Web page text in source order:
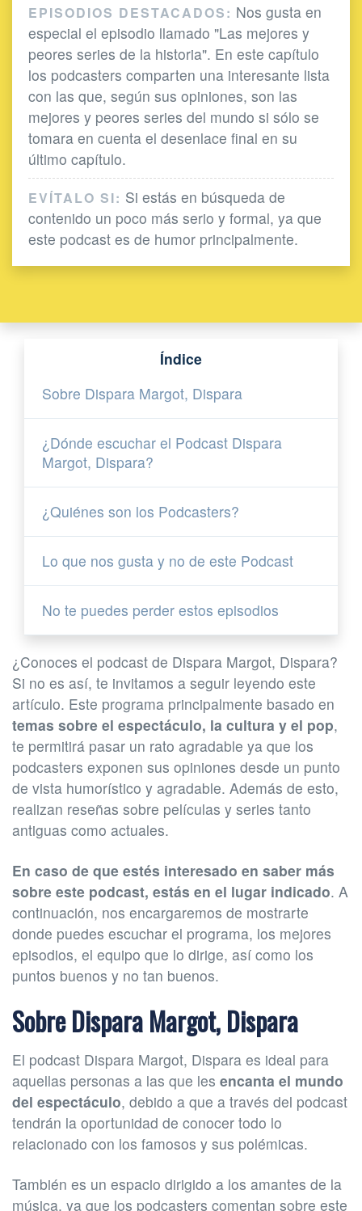
EPISODIOS DESTACADOS: Nos gusta en
especial el episodio llamado "Las mejores y
peores series de la historia". En este capítulo
los podcasters comparten una interesante lista
con las que, según sus opiniones, son las
mejores y peores series del mundo si sólo se
tomara en cuenta el desenlace final en su
último capítulo.
EVÍTALO SI: Si estás en búsqueda de
contenido un poco más serio y formal, ya que
este podcast es de humor principalmente.
Índice
Sobre Dispara Margot, Dispara
¿Dónde escuchar el Podcast Dispara
Margot, Dispara?
¿Quiénes son los Podcasters?
Lo que nos gusta y no de este Podcast
No te puedes perder estos episodios
¿Conoces el podcast de Dispara Margot, Dispara?
Si no es así, te invitamos a seguir leyendo este
artículo. Este programa principalmente basado en
temas sobre el espectáculo, la cultura y el pop,
te permitirá pasar un rato agradable ya que los
podcasters exponen sus opiniones desde un punto
de vista humorístico y agradable. Además de esto,
realizan reseñas sobre películas y series tanto
antiguas como actuales.
En caso de que estés interesado en saber más
sobre este podcast, estás en el lugar indicado. A
continuación, nos encargaremos de mostrarte
donde puedes escuchar el programa, los mejores
episodios, el equipo que lo dirige, así como los
puntos buenos y no tan buenos.
Sobre Dispara Margot, Dispara
El podcast Dispara Margot, Dispara es ideal para
aquellas personas a las que les encanta el mundo
del espectáculo, debido a que a través del podcast
tendrán la oportunidad de conocer todo lo
relacionado con los famosos y sus polémicas.
También es un espacio dirigido a los amantes de la
música, ya que los podcasters comentan sobre este